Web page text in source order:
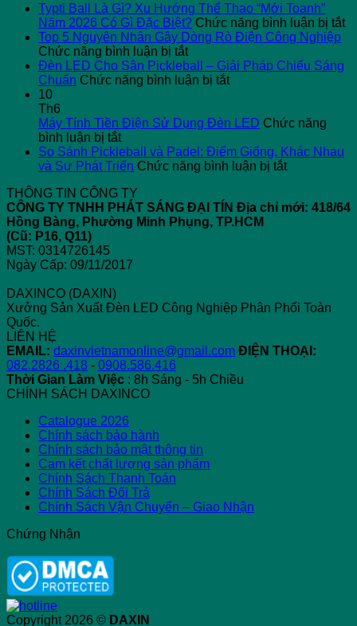
Typti Ball Là Gì? Xu Hướng Thể Thao “Mới Toanh”
Năm 2026 Có Gì Đặc Biệt? Chức năng bình luận bị tắtở
Top 5 Nguyên Nhân Gây Dòng Rò Điện Công Nghiệp
Chức năng bình luận bị tắtở
Top
5
Gây
Rò
Điện
Đèn LED Cho Sân Pickleball – Giải Pháp Chiếu Sáng
Chuẩn Chức năng bình luận bị tắtở
Cho
Pickleball
–
Chiếu
Sáng
10
Th6
Máy Tính Tiền Điện Sử Dụng Đèn LED Chức năng
bình luận bị tắtở
Máy
Tính
Điện
Sử
Dụng
So Sánh Pickleball và Padel: Điểm Giống, Khác Nhau
và Sự Phát Triển Chức năng bình luận bị tắtở
Pickleball
và
Triển
THÔNG TIN CÔNG TY
CÔNG TY TNHH PHÁT SÁNG ĐẠI TÍN Địa chỉ mới: 418/64
Hồng Bàng, Phường Minh Phụng, TP.HCM
(Cũ: P16, Q11)
MST: 0314726145
Ngày Cấp: 09/11/2017
DAXINCO (DAXIN)
Xưởng Sản Xuất Đèn LED Công Nghiệp Phân Phối Toàn
Quốc.
LIÊN HỆ
EMAIL: daxinvietnamonline@gmail.com ĐIỆN THOẠI:
082.2826 .418 - 0908.586.416
Thời Gian Làm Việc : 8h Sáng - 5h Chiều
CHÍNH SÁCH DAXINCO
Catalogue 2026
Chính sách bảo hành
Chính sách bảo mật thông tin
Cam kết chất lượng sản phẩm
Chính Sách Thanh Toán
Chính Sách Đổi Trả
Chính Sách Vận Chuyển – Giao Nhận
Chứng Nhận
Copyright 2026 © DAXIN